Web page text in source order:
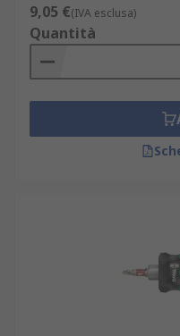
9,05 €(IVA esclusa)
Quantità